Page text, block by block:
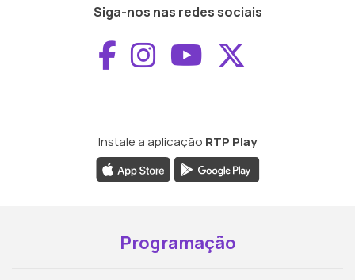
Siga-nos nas redes sociais
Aceder ao
Aceder ao
Aceder ao
Instale a aplicação RTP Play
Programação